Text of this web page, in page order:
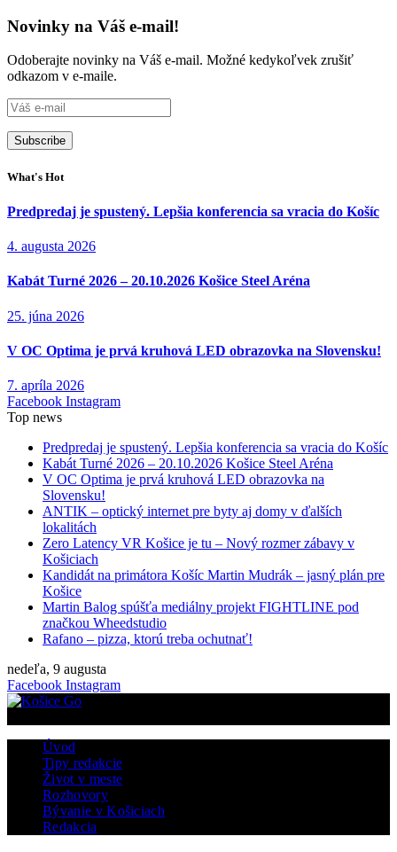
Novinky na Váš e-mail!
Odoberajte novinky na Váš e-mail. Možné kedykoľvek zrušiť
odkazom v e-maile.
What's Hot
Predpredaj je spustený. Lepšia konferencia sa vracia do Košíc
4. augusta 2026
Kabát Turné 2026 – 20.10.2026 Košice Steel Aréna
25. júna 2026
V OC Optima je prvá kruhová LED obrazovka na Slovensku!
7. apríla 2026
Facebook Instagram
Top news
Predpredaj je spustený. Lepšia konferencia sa vracia do Košíc
Kabát Turné 2026 – 20.10.2026 Košice Steel Aréna
V OC Optima je prvá kruhová LED obrazovka na
Slovensku!
ANTIK – optický internet pre byty aj domy v ďalších
lokalitách
Zero Latency VR Košice je tu – Nový rozmer zábavy v
Košiciach
Kandidát na primátora Košíc Martin Mudrák – jasný plán pre
Košice
Martin Balog spúšťa mediálny projekt FIGHTLINE pod
značkou Wheedstudio
Rafano – pizza, ktorú treba ochutnať!
nedeľa, 9 augusta
Facebook Instagram
Úvod
Tipy redakcie
Život v meste
Rozhovory
Bývanie v Košiciach
Redakcia